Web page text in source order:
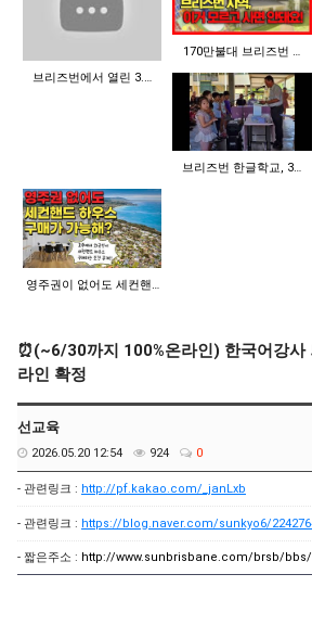
브리즈번에서 열린 3.…
170만불대 브리즈번 …
브리즈번 한글학교, 3…
영주권이 없어도 세컨핸…
⏰(~6/30까지 100%온라인) 한국어강사
라인 확정
선교육
2026.05.20 12:54 924 0
- 관련링크 : http://pf.kakao.com/_janLxb
- 관련링크 : https://blog.naver.com/sunkyo6/
- 짧은주소 : http://www.sunbrisbane.com/brsb/bbs/